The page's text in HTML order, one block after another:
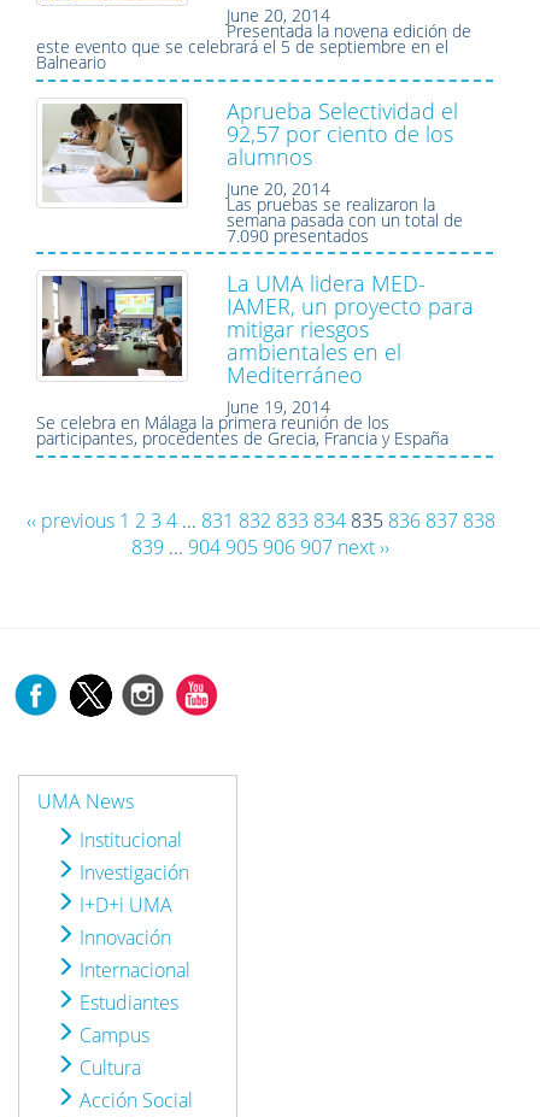
June 20, 2014
Presentada la novena edición de
este evento que se celebrará el 5 de septiembre en el
Balneario
Aprueba Selectividad el
92,57 por ciento de los
alumnos
June 20, 2014
Las pruebas se realizaron la
semana pasada con un total de
7.090 presentados
La UMA lidera MED-
IAMER, un proyecto para
mitigar riesgos
ambientales en el
Mediterráneo
June 19, 2014
Se celebra en Málaga la primera reunión de los
participantes, procedentes de Grecia, Francia y España
‹‹ previous 1 2 3 4... 831 832 833 834 835 836 837 838
839 ... 904 905 906 907 next ››
UMA News
Institucional
Investigación
I+D+i UMA
Innovación
Internacional
Estudiantes
Campus
Cultura
Acción Social